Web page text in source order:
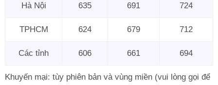
Hà Nội 635 691 724
TPHCM 624 679 712
Các tỉnh 606 661 694
Khuyến mại: tùy phiên bản và vùng miền (vui lòng gọi để